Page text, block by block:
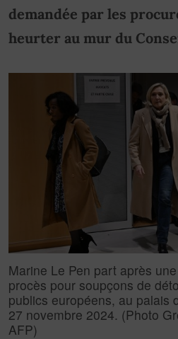
demandée par les
heurter au mur du
Marine Le Pen part après
procès pour soupçons de
publics européens, au palais
27 novembre 2024. (Photo
AFP)